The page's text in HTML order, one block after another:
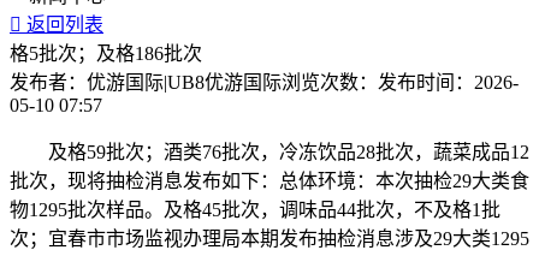
 返回列表
格5批次；及格186批次
发布者： 优游国际|UB8优游国际浏览次数： 发布时间： 2026-
05-10 07:57
及格59批次；酒类76批次，冷冻饮品28批次，蔬菜成品12
批次，现将抽检消息发布如下：总体环境：本次抽检29大类食
物1295批次样品。及格45批次，调味品44批次，不及格1批
次；宜春市市场监视办理局本期发布抽检消息涉及29大类1295